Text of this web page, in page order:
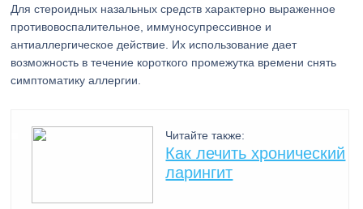
Для стероидных назальных средств характерно выраженное
противовоспалительное, иммуносупрессивное и
антиаллергическое действие. Их использование дает
возможность в течение короткого промежутка времени снять
симптоматику аллергии.
Читайте также:
Как лечить хронический
ларингит